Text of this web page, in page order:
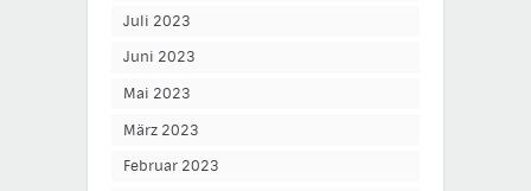
Juli 2023
Juni 2023
Mai 2023
März 2023
Februar 2023